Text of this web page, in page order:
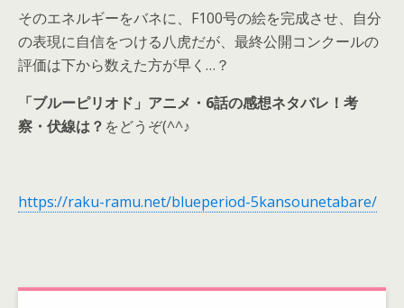
そのエネルギーをバネに、F100号の絵を完成させ、自分
の表現に自信をつける八虎だが、最終公開コンクールの
評価は下から数えた方が早く…？
「ブルーピリオド」アニメ・6話の感想ネタバレ！考
察・伏線は？ をどうぞ(^^♪
https://raku-ramu.net/blueperiod-5kansounetabare/